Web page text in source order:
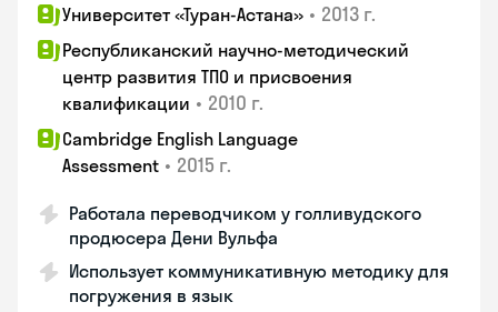
Университет «Туран-Астана» • 2013 г.
Республиканский научно-методический
центр развития ТПО и присвоения
квалификации • 2010 г.
Cambridge English Language
Assessment • 2015 г.
Работала переводчиком у голливудского
продюсера Дени Вульфа
Использует коммуникативную методику для
погружения в язык